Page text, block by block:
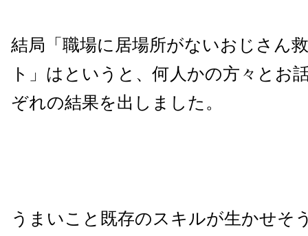
結局「職場に居場所がないおじさん
ト」はというと、何人かの方々とお
ぞれの結果を出しました。
うまいこと既存のスキルが生かせそ